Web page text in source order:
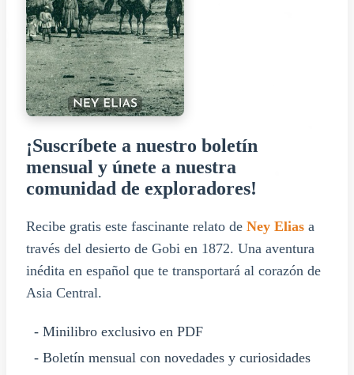
¡Suscríbete a nuestro boletín
mensual y únete a nuestra
comunidad de exploradores!
Recibe gratis este fascinante relato de Ney Elias a
través del desierto de Gobi en 1872. Una aventura
inédita en español que te transportará al corazón de
Asia Central.
- Minilibro exclusivo en PDF
- Boletín mensual con novedades y curiosidades